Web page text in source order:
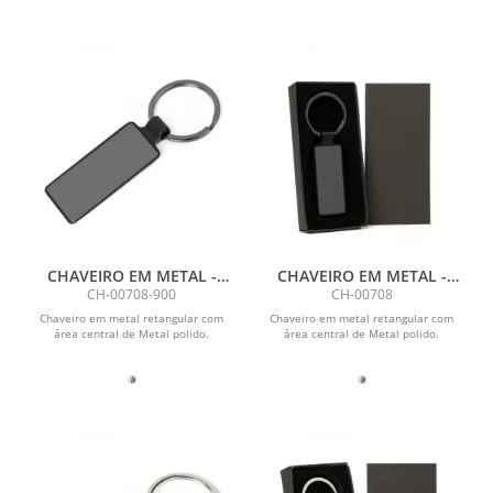
CHAVEIRO EM METAL -
CINZA/PRETO
CH-00708-900
Chaveiro em metal retangular com
área central de Metal polido.
CHAVEIRO EM METAL -
CINZA/PRETO
CH-00708
Chaveiro em metal retangular com
área central de Metal polido.